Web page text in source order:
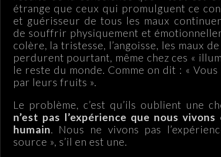
étrange que ceux qui promulguent ce
et guérisseur de tous les maux
de souffrir physiquement et
colère, la tristesse, l’angoisse, les maux
perdurent pourtant, même chez ces «
le reste du monde. Comme on dit : «
par leurs fruits ».
Le problème, c’est qu’ils oublient une
n’est pas l’expérience que nous
humain . Nous ne vivons pas
source », s’il en est une.